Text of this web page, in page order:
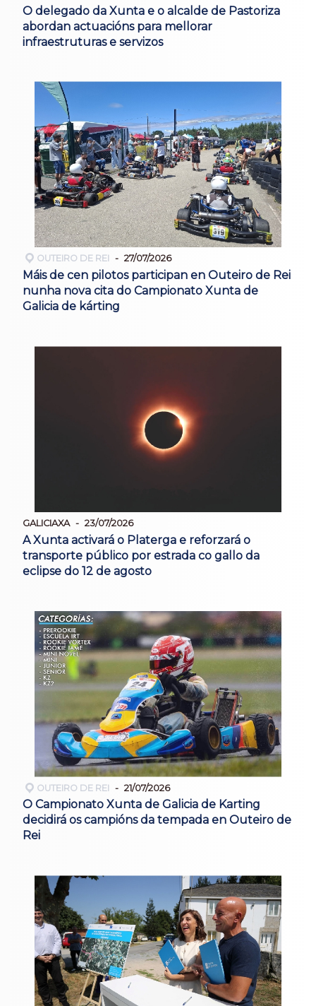
O delegado da Xunta e o alcalde de Pastoriza
abordan actuacións para mellorar
infraestruturas e servizos
OUTEIRO DE REI 27/07/2026
Máis de cen pilotos participan en Outeiro de Rei
nunha nova cita do Campionato Xunta de
Galicia de kárting
GALICIAXA 23/07/2026
A Xunta activará o Platerga e reforzará o
transporte público por estrada co gallo da
eclipse do 12 de agosto
OUTEIRO DE REI 21/07/2026
O Campionato Xunta de Galicia de Karting
decidirá os campións da tempada en Outeiro de
Rei